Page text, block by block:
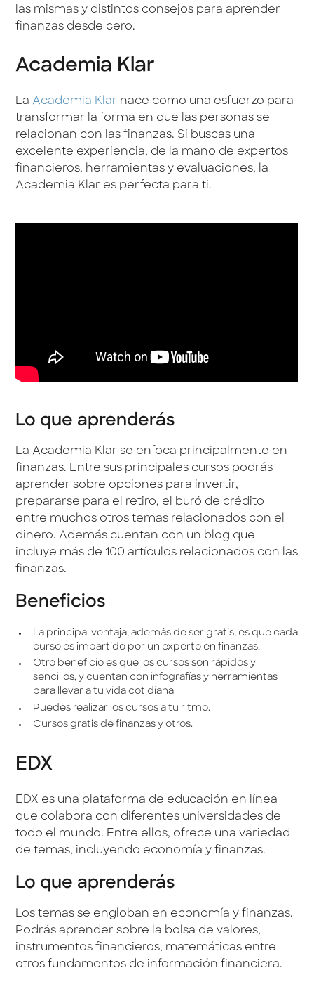
las mismas y distintos consejos para aprender
finanzas desde cero.
Academia Klar
La Academia Klar nace como una esfuerzo para
transformar la forma en que las personas se
relacionan con las finanzas. Si buscas una
excelente experiencia, de la mano de expertos
financieros, herramientas y evaluaciones, la
Academia Klar es perfecta para ti.
Lo que aprenderás
La Academia Klar se enfoca principalmente en
finanzas. Entre sus principales cursos podrás
aprender sobre opciones para invertir,
prepararse para el retiro, el buró de crédito
entre muchos otros temas relacionados con el
dinero. Además cuentan con un blog que
incluye más de 100 artículos relacionados con las
finanzas.
Beneficios
La principal ventaja, además de ser gratis, es que cada
curso es impartido por un experto en finanzas.
Otro beneficio es que los cursos son rápidos y
sencillos, y cuentan con infografías y herramientas
para llevar a tu vida cotidiana
Puedes realizar los cursos a tu ritmo.
Cursos gratis de finanzas y otros.
EDX
EDX es una plataforma de educación en línea
que colabora con diferentes universidades de
todo el mundo. Entre ellos, ofrece una variedad
de temas, incluyendo economía y finanzas.
Lo que aprenderás
Los temas se engloban en economía y finanzas.
Podrás aprender sobre la bolsa de valores,
instrumentos financieros, matemáticas entre
otros fundamentos de información financiera.